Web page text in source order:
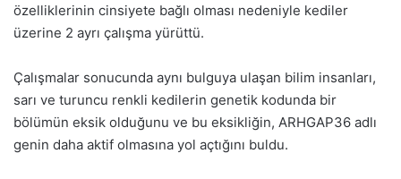
özelliklerinin cinsiyete bağlı olması nedeniyle kediler
üzerine 2 ayrı çalışma yürüttü.
Çalışmalar sonucunda aynı bulguya ulaşan bilim insanları,
sarı ve turuncu renkli kedilerin genetik kodunda bir
bölümün eksik olduğunu ve bu eksikliğin, ARHGAP36 adlı
genin daha aktif olmasına yol açtığını buldu.